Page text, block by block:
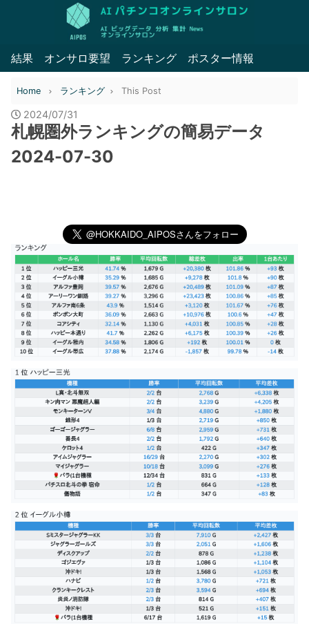
結果 オンサロ要望 ランキング ポスター情報
Home ランキング This Post
2024/07/31
札幌圏外ランキングの簡易データ
2024-07-30